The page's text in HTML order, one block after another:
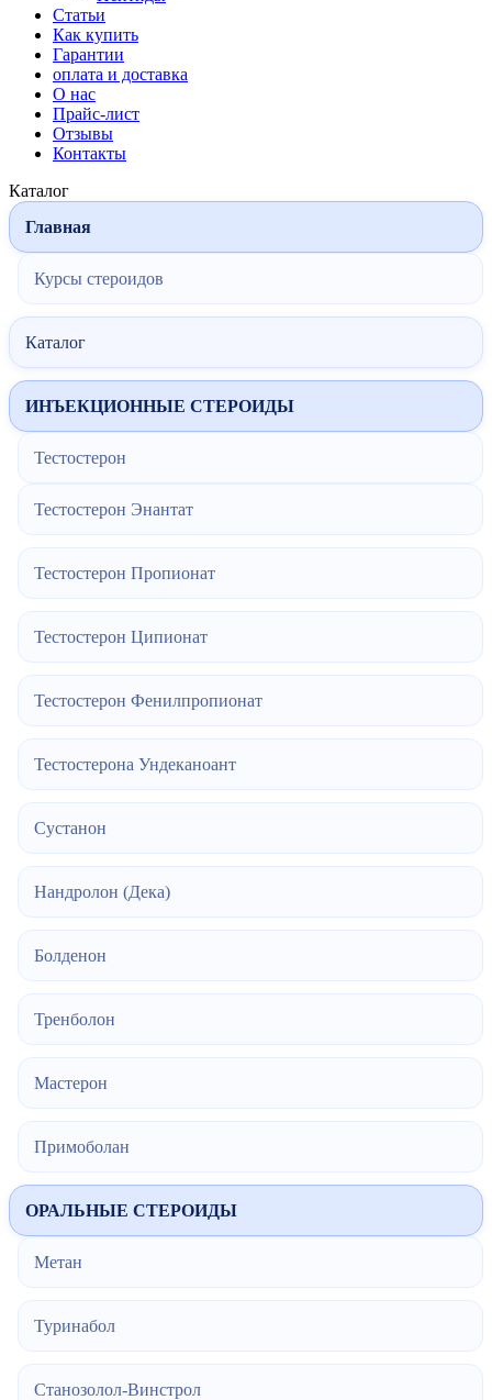
Статьи
Как купить
Гарантии
оплата и доставка
О нас
Прайс-лист
Отзывы
Контакты
Каталог
Главная
Курсы стероидов
Каталог
ИНЪЕКЦИОННЫЕ СТЕРОИДЫ
Тестостерон
Тестостерон Энантат
Тестостерон Пропионат
Тестостерон Ципионат
Тестостерон Фенилпропионат
Тестостерона Ундеканоант
Сустанон
Нандролон (Дека)
Болденон
Тренболон
Мастерон
Примоболан
ОРАЛЬНЫЕ СТЕРОИДЫ
Метан
Туринабол
Станозолол-Винстрол